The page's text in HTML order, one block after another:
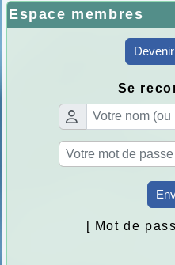
Espace membres
Se
[ Mot de